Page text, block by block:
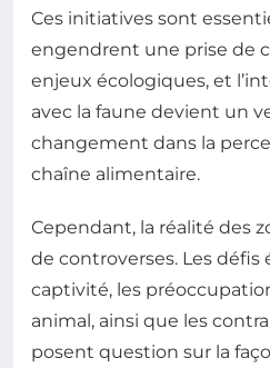
Ces initiatives sont
engendrent une prise de
enjeux écologiques, et
avec la faune devient un
changement dans la
chaîne alimentaire.
Cependant, la réalité des
de controverses. Les défis
captivité, les
animal, ainsi que les
posent question sur la